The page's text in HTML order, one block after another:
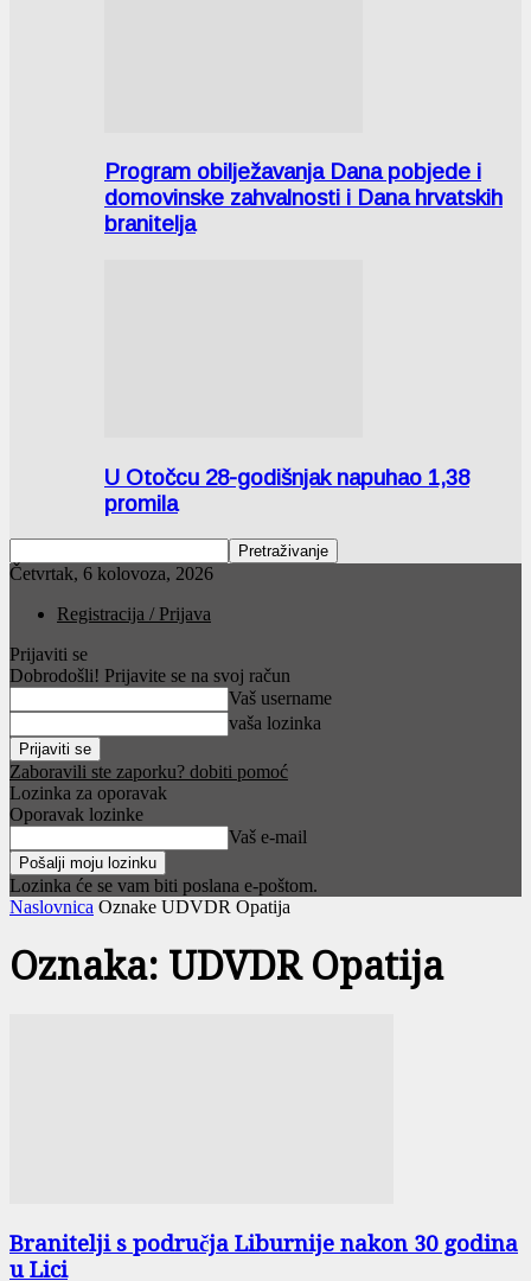
Program obilježavanja Dana pobjede i
domovinske zahvalnosti i Dana hrvatskih
branitelja
U Otočcu 28-godišnjak napuhao 1,38
promila
Četvrtak, 6 kolovoza, 2026
Registracija / Prijava
Prijaviti se
Dobrodošli! Prijavite se na svoj račun
Vaš username
vaša lozinka
Zaboravili ste zaporku? dobiti pomoć
Lozinka za oporavak
Oporavak lozinke
Vaš e-mail
Lozinka će se vam biti poslana e-poštom.
Naslovnica Oznake UDVDR Opatija
Oznaka: UDVDR Opatija
Branitelji s područja Liburnije nakon 30 godina
u Lici